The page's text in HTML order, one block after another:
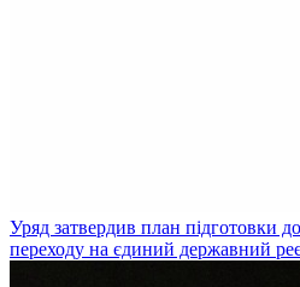
Уряд затвердив план
переходу на єдиний державний